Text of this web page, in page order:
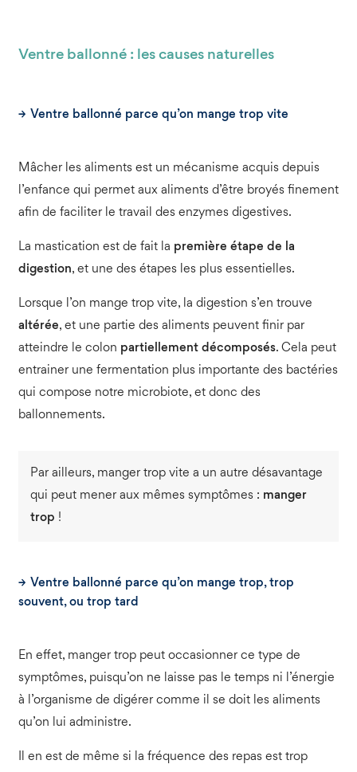
Ventre ballonné : les causes naturelles
Ventre ballonné parce qu’on mange trop vite
Mâcher les aliments est un mécanisme acquis depuis
l’enfance qui permet aux aliments d’être broyés finement
afin de faciliter le travail des enzymes digestives.
La mastication est de fait la première étape de la
digestion, et une des étapes les plus essentielles.
Lorsque l’on mange trop vite, la digestion s’en trouve
altérée, et une partie des aliments peuvent finir par
atteindre le colon partiellement décomposés. Cela peut
entrainer une fermentation plus importante des bactéries
qui compose notre microbiote, et donc des
ballonnements.
Par ailleurs, manger trop vite a un autre désavantage
qui peut mener aux mêmes symptômes : manger
trop !
Ventre ballonné parce qu’on mange trop, trop
souvent, ou trop tard
En effet, manger trop peut occasionner ce type de
symptômes, puisqu’on ne laisse pas le temps ni l’énergie
à l’organisme de digérer comme il se doit les aliments
qu’on lui administre.
Il en est de même si la fréquence des repas est trop